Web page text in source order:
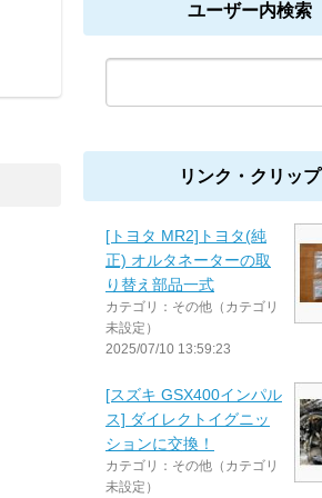
ユーザー内検索
リンク・クリップ
[トヨタ MR2]トヨタ(純
正) オルタネーターの取
り替え部品一式
カテゴリ：その他（カテゴリ
未設定）
2025/07/10 13:59:23
[スズキ GSX400インパル
ス] ダイレクトイグニッ
ションに交換！
カテゴリ：その他（カテゴリ
未設定）